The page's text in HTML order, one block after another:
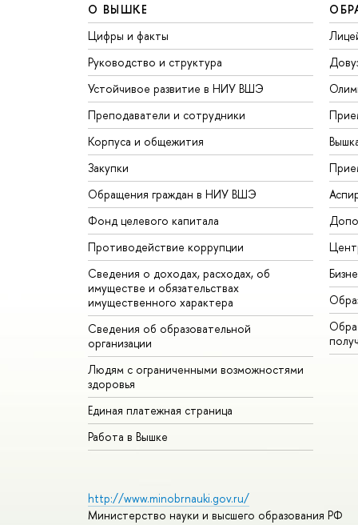
О ВЫШКЕ
Цифры и факты
Руководство и структура
Устойчивое развитие в НИУ ВШЭ
Преподаватели и сотрудники
Корпуса и общежития
Закупки
Обращения граждан в НИУ ВШЭ
Фонд целевого капитала
Противодействие коррупции
Сведения о доходах, расходах, об
имуществе и обязательствах
имущественного характера
Сведения об образовательной
организации
Людям с ограниченными возможностями
здоровья
Единая платежная страница
Работа в Вышке
http://www.minobrnauki.gov.ru/
Министерство науки и высшего образования РФ